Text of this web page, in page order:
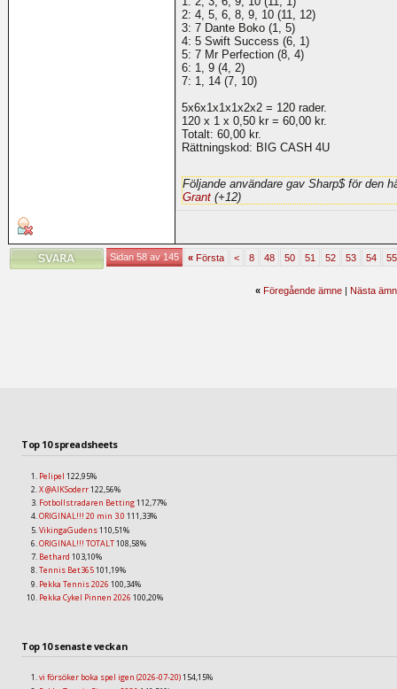
2: 4, 5, 6, 8, 9, 10 (11, 12)
3: 7 Dante Boko (1, 5)
4: 5 Swift Success (6, 1)
5: 7 Mr Perfection (8, 4)
6: 1, 9 (4, 2)
7: 1, 14 (7, 10)
5x6x1x1x1x2x2 = 120 rader.
120 x 1 x 0,50 kr = 60,00 kr.
Totalt: 60,00 kr.
Rättningskod: BIG CASH 4U
Följande användare gav Sharp$ för den
Grant (+12)
Sidan 58 av 145 «Första < 8 48 50 51 52 53 54 55
« Föregående ämne| Nästa
Top 10 spreadsheets
Pelipel 122,95%
X @AIKSoderr122,56%
Fotbollstradaren Betting112,77%
ORIGINAL!!! 20 min 3.0 111,33%
VikingaGudens110,51%
ORIGINAL!!! TOTALT108,58%
Bethard 103,10%
Tennis Bet365101,19%
Pekka Tennis 2026 100,34%
Pekka Cykel Pinnen 2026 100,20%
Top 10 senaste veckan
vi försöker boka spel igen (2026-07-20)154,15%